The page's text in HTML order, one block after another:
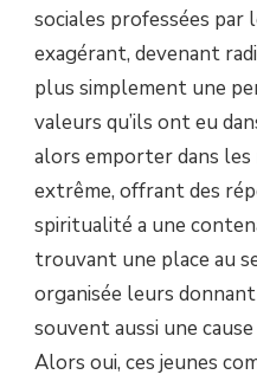
sociales professées par
exagérant, devenant
plus simplement une
valeurs qu’ils ont eu
alors emporter dans les
extrême, offrant des
spiritualité a une
trouvant une place au
organisée leurs
souvent aussi une
Alors oui, ces jeunes